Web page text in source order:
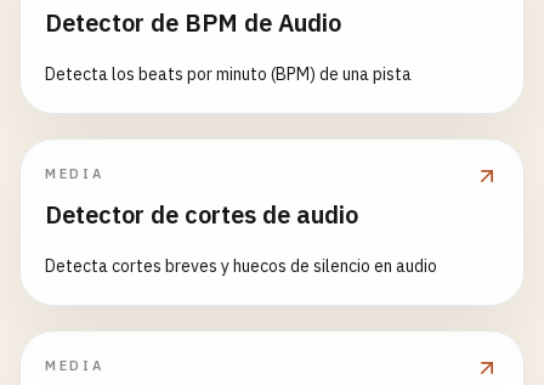
Detector de BPM de Audio
Detecta los beats por minuto (BPM) de una pista
MEDIA
Detector de cortes de audio
Detecta cortes breves y huecos de silencio en audio
MEDIA